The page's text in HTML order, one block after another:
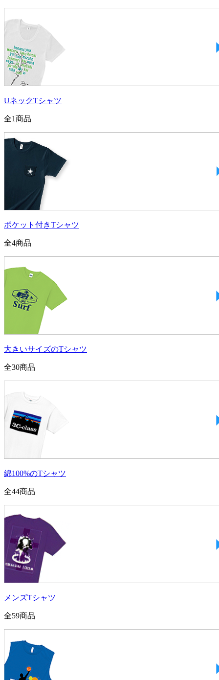
UネックTシャツ
全1商品
ポケット付きTシャツ
全4商品
大きいサイズのTシャツ
全30商品
綿100%のTシャツ
全44商品
メンズTシャツ
全59商品